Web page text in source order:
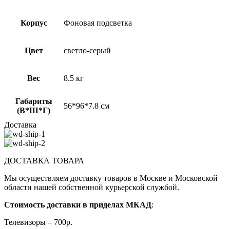
Корпус Фоновая подсветка
Цвет светло-серый
Вес 8.5 кг
Габариты
(В*Ш*Г)
56*96*7.8 см
Доставка
ДОСТАВКА ТОВАРА
Мы осуществляем доставку товаров в Москве и Московской
области нашей собственной курьерской службой.
Стоимость доставки в приделах МКАД:
Телевизоры – 700р.